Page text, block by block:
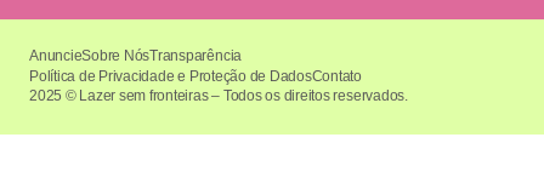
2025 © Lazer sem fronteiras – Todos os direitos reservados.
AnuncieSobre NósTransparência
Política de Privacidade e Proteção de DadosContato